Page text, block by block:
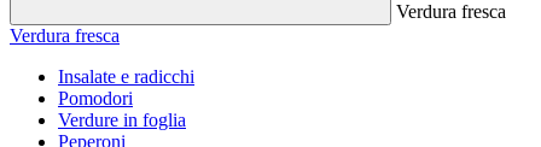
Verdura fresca
Verdura fresca
Insalate e radicchi
Pomodori
Verdure in foglia
Peperoni